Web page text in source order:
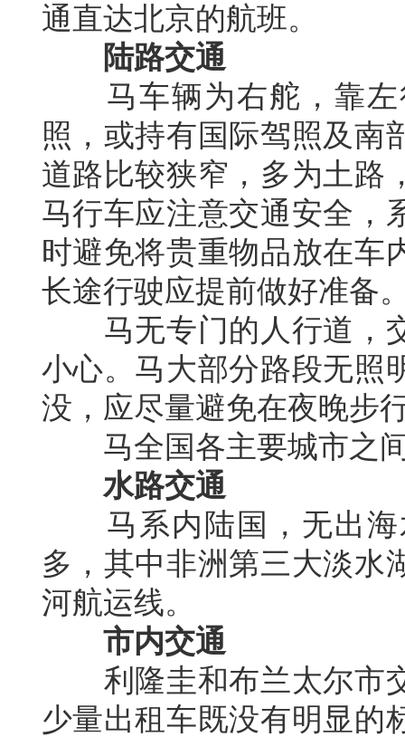
通直达北京的航班。
陆路交通
马车辆为右舵，靠
照，或持有国际驾照及南
道路比较狭窄，多为土路
马行车应注意交通安全，
时避免将贵重物品放在车
长途行驶应提前做好准备
马无专门的人行道，
小心。马大部分路段无照
没，应尽量避免在夜晚步
马全国各主要城市之
水路交通
马系内陆国，无出
多，其中非洲第三大淡水
河航运线。
市内交通
利隆圭和布兰太尔市
少量出租车既没有明显的